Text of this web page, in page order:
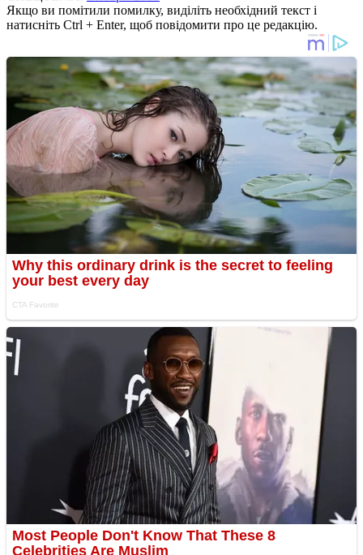
Якщо ви помітили помилку, виділіть необхідний текст і
натисніть Ctrl + Enter, щоб повідомити про це редакцію.